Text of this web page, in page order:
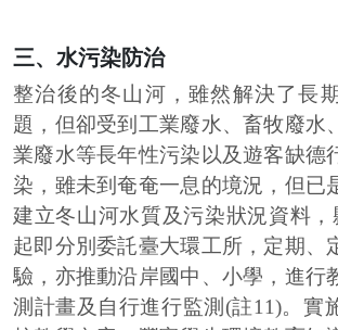
三、水污染防治
整治後的冬山河，雖然解決了長
題，但卻受到工業廢水、畜牧廢水
業廢水等長年性污染以及遊客缺德
染，雖未到奄奄一息的境況，但已
建立冬山河水質及污染狀況資料，
起即分別委託臺大環工所，定期、
驗，亦推動沿岸國中、小學，進行
測計畫及自行進行監測(註11)。實